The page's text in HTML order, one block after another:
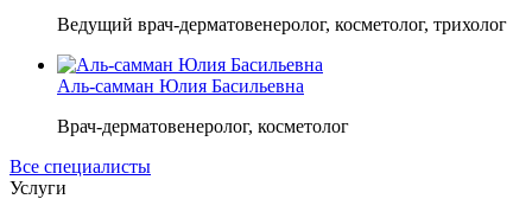
Ведущий врач-дерматовенеролог, косметолог, трихолог
Аль-самман Юлия Басильевна
Врач-дерматовенеролог, косметолог
Все специалисты
Услуги